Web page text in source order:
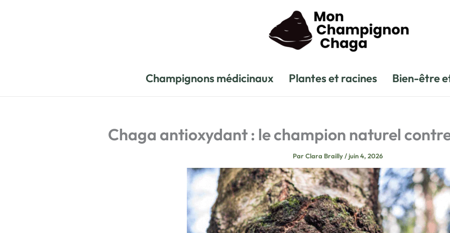
Champignons médicinaux Plantes et racines Bien-être
Chaga antioxydant : le champion naturel
ParClara Brailly/ juin 4, 2026